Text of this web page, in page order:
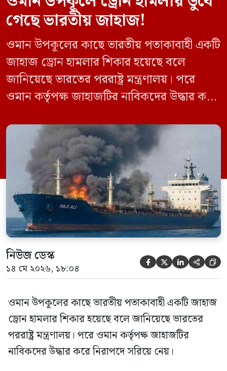
গেছে ভারতীয় জাহাজ!
ওমান উপকূলের কাছে ভারতীয় পতাকাবাহী একটি
জাহাজ ড্রোন হামলার শিকার হয়েছে বলে
জানিয়েছে ভারতের পররাষ্ট্র মন্ত্রণালয়। পরে
ওমান কর্তৃপক্ষ জাহাজটির নাবিকদের উদ্ধার করে
পর সাগরে পুরোপুরি ডুবে যায় ওই জাহাজটি।
‘এমএসভি হাজি আলি’ (Haji Ali) নামের
কার্গো শিপের উপর এই হামলার ঘটনায় তীব্র
উদ্বেগ প্রকাশ করেছে নয়াদিল্লি। প্রাথমিক […]
নিউজ ডেস্ক
১৪ মে ২০২৬, ১৮:০৪     
ওমান উপকূলের কাছে ভারতীয় পতাকাবাহী একটি জাহাজ
ড্রোন হামলার শিকার হয়েছে বলে জানিয়েছে ভারতের
পররাষ্ট্র মন্ত্রণালয়। পরে ওমান কর্তৃপক্ষ জাহাজটির
নাবিকদের উদ্ধার করে নিরাপদে সরিয়ে নেয়।